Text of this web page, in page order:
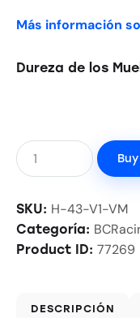
Más información
Dureza de los
SKU: H-43-V1-VM
Categoría:
Product ID: 77269
DESCRIPCIÓN